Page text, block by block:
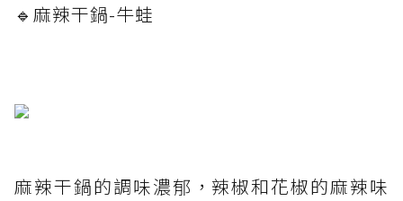
🔹麻辣干鍋-牛蛙
麻辣干鍋的調味濃郁，辣椒和花椒的麻辣味